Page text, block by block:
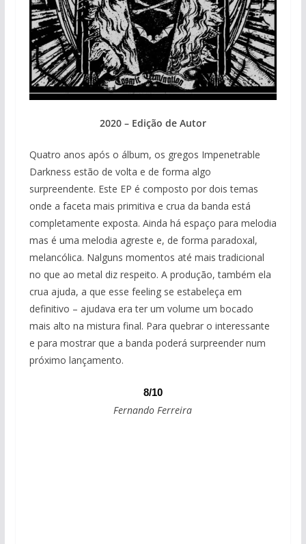
2020 – Edição de Autor
Quatro anos após o álbum, os gregos Impenetrable
Darkness estão de volta e de forma algo
surpreendente. Este EP é composto por dois temas
onde a faceta mais primitiva e crua da banda está
completamente exposta. Ainda há espaço para melodia
mas é uma melodia agreste e, de forma paradoxal,
melancólica. Nalguns momentos até mais tradicional
no que ao metal diz respeito. A produção, também ela
crua ajuda, a que esse feeling se estabeleça em
definitivo – ajudava era ter um volume um bocado
mais alto na mistura final. Para quebrar o interessante
e para mostrar que a banda poderá surpreender num
próximo lançamento.
8/10
Fernando Ferreira